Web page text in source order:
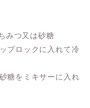
みつ又は砂糖
プロックに入れて冷
糖をミキサーに入れ